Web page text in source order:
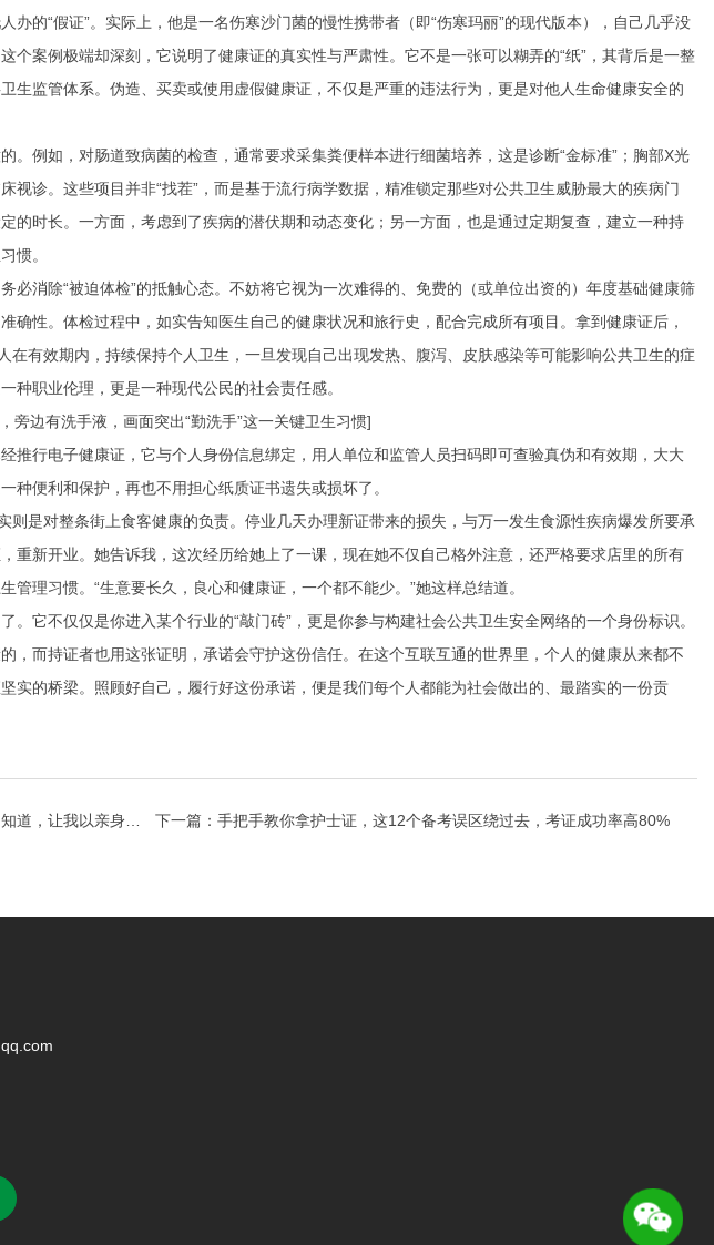
的“假证”。实际上，他是一名伤寒沙门菌的慢性携带者（即“伤寒玛丽”的现代版本），自己几乎没
个案例极端却深刻，它说明了健康证的真实性与严肃性。它不是一张可以糊弄的“纸”，其背后是一整
生监管体系。伪造、买卖或使用虚假健康证，不仅是严重的违法行为，更是对他人生命健康安全的
。例如，对肠道致病菌的检查，通常要求采集粪便样本进行细菌培养，这是诊断“金标准”；胸部X光
视诊。这些项目并非“找茬”，而是基于流行病学数据，精准锁定那些对公共卫生威胁最大的疾病门
的时长。一方面，考虑到了疾病的潜伏期和动态变化；另一方面，也是通过定期复查，建立一种持
惯。
必消除“被迫体检”的抵触心态。不妨将它视为一次难得的、免费的（或单位出资的）年度基础健康筛
确性。体检过程中，如实告知医生自己的健康状况和旅行史，配合完成所有项目。拿到健康证后，
在有效期内，持续保持个人卫生，一旦发现自己出现发热、腹泻、皮肤感染等可能影响公共卫生的症
种职业伦理，更是一种现代公民的社会责任感。
边有洗手液，画面突出“勤洗手”这一关键卫生习惯]
推行电子健康证，它与个人身份信息绑定，用人单位和监管人员扫码即可查验真伪和有效期，大大
种便利和保护，再也不用担心纸质证书遗失或损坏了。
则是对整条街上食客健康的负责。停业几天办理新证带来的损失，与万一发生食源性疾病爆发所要承
重新开业。她告诉我，这次经历给她上了一课，现在她不仅自己格外注意，还严格要求店里的所有
理习惯。“生意要长久，良心和健康证，一个都不能少。”她这样总结道。
它不仅仅是你进入某个行业的“敲门砖”，更是你参与构建社会公共卫生安全网络的一个身份标识。
，而持证者也用这张证明，承诺会守护这份信任。在这个互联互通的世界里，个人的健康从来都不
实的桥梁。照顾好自己，履行好这份承诺，便是我们每个人都能为社会做出的、最踏实的一份贡
道，让我以亲身经 下一篇： 手把手教你拿护士证，这12个备考误区绕过去，考证成功率高80%